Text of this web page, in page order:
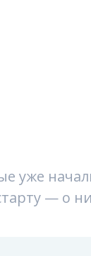
уже
— о